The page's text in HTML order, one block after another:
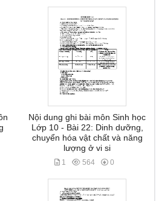
Nội dung ghi bài môn Sinh học
Lớp 10 - Bài 22: Dinh dưỡng,
chuyển hóa vật chất và năng
lượng ở vi si
1 564 0